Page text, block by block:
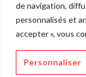
de navigation,
personnalisés et
accepter », vous
Personnaliser